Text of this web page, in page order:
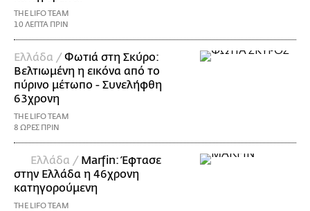
THE LIFO TEAM
10 ΛΕΠΤΑ ΠΡΙΝ
Ελλάδα /Φωτιά στη Σκύρο:
Βελτιωμένη η εικόνα από το
πύρινο μέτωπο - Συνελήφθη
63χρονη
THE LIFO TEAM
8 ΩΡΕΣ ΠΡΙΝ
Ελλάδα / Marfin: Έφτασε
στην Ελλάδα η 46χρονη
κατηγορούμενη
THE LIFO TEAM